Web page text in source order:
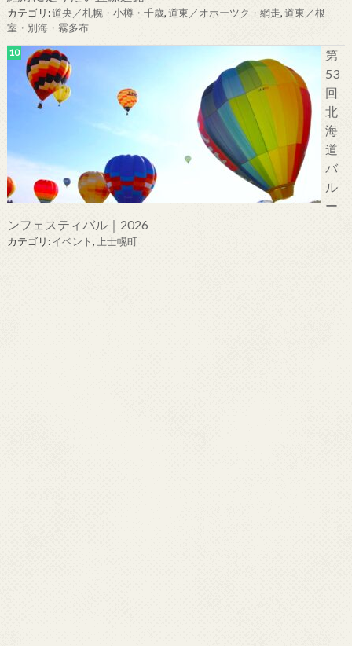
カテゴリ:道央／札幌・小樽・千歳,道東／オホーツク・網走,道東／根
室・別海・霧多布
第
53
回
北
海
道
バ
ル
ー
ンフェスティバル｜2026
カテゴリ:イベント,上士幌町